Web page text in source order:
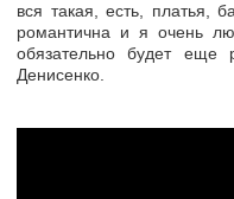
вся такая, есть, платья,
романтична и я очень
обязательно будет
Денисенко.